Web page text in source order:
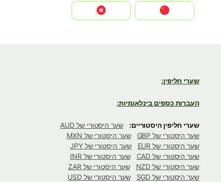
שערי חליפין:
העברות כספים בינלאומיות:
שערי חליפין היסטוריים:
שער היסטורי של AUD
שער היסטורי של GBP
שער היסטורי של MXN
שער היסטורי של EUR
שער היסטורי של JPY
שער היסטורי של CAD
שער היסטורי של INR
שער היסטורי של NZD
שער היסטורי של ZAR
שער היסטורי של SGD
שער היסטורי של USD